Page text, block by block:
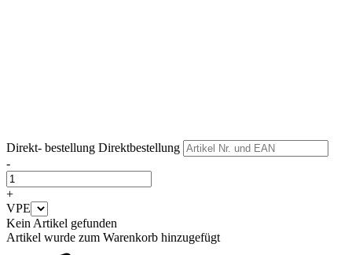
Direkt- bestellung Direktbestellung
-
+
VPE
Kein Artikel gefunden
Artikel wurde zum Warenkorb hinzugefügt